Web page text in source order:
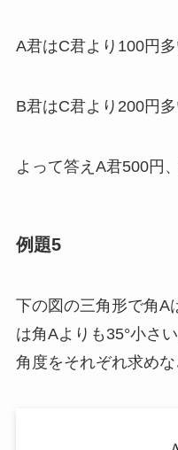
A君はC君より100円
B君はC君より200円
よって答えA君500円
例題5
下の図の三角形で角A
は角Aよりも35°小さ
角度をそれぞれ求めな